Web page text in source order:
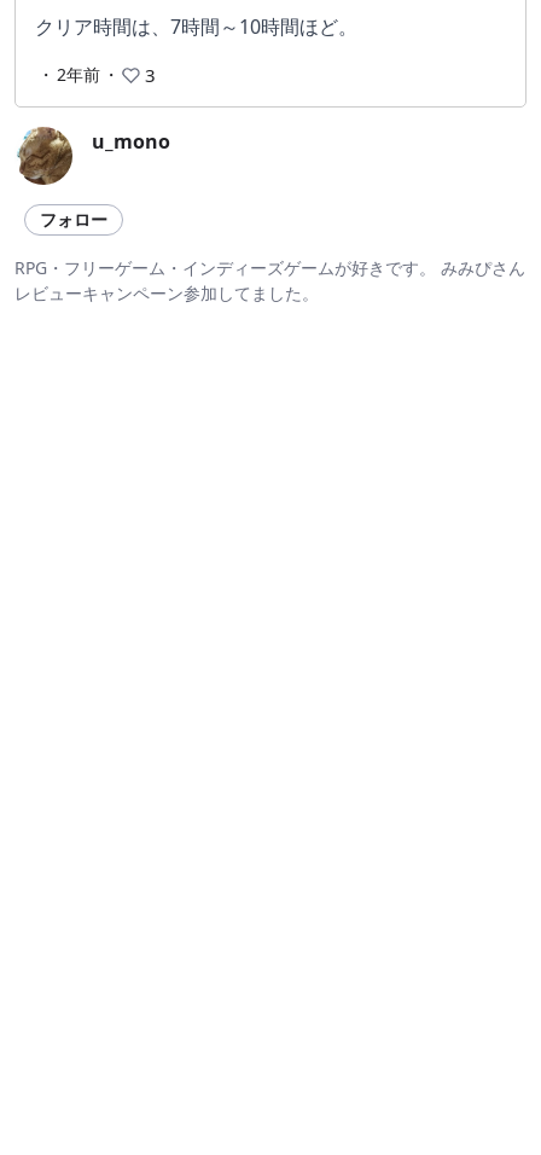
クリア時間は、7時間～10時間ほど。
・ 2年前 ・ 3
u_mono
フォロー
RPG・フリーゲーム・インディーズゲームが好きです。 みみぴさん
レビューキャンペーン参加してました。